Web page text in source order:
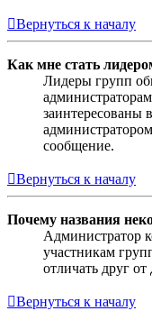
Вернуться к началу
Как мне стать
Лидеры групп
заинтересованы
сообщение.
Вернуться к началу
Почему названия
Администратор
участникам
отличать друг от
Вернуться к началу